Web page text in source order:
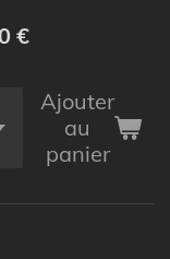
€
Ajouter
au
panier